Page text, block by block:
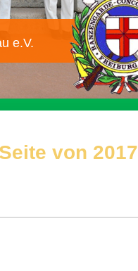
e.V.
von 2017